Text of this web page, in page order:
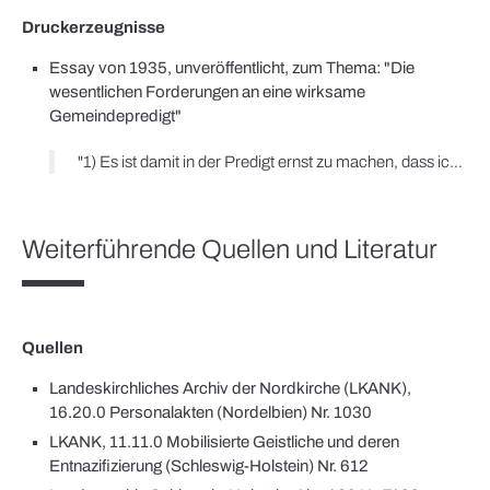
Druckerzeugnisse
Essay von 1935, unveröffentlicht, zum Thema: "Die
wesentlichen Forderungen an eine wirksame
Gemeindepredigt"
"1) Es ist damit in der Predigt ernst zu machen, dass ich als Deutschen meinen Deutschen Brüdern das Evangelium zu verkündigen habe. Aber die Predigt sei artgemäß in dem Sinne, dass sie die Art des Menschenschlages (Bauern, Arbeiter usw.) zu erfassen in der Lage ist. / 2) Es ist damit Ernst zu machen, daß ich einer ganz bestimmten Rasse angehöre, daß ich von Gott in meiner Geschöpflichkeit als Angehöriger einer ganz bestimmten Rasse angeredet bin. Die Völkischen Forderungen nach art + rassegemäßer Verkündigung sind zu hören und von seinem Worte her zu verkündigen. Die []ordnungen, Staat, Volk usw. sind unter das Gericht und die Verheißung Gottes zu stellen. Der 1. Artikel darf auf keinen Fall zugunsten des 2. Artikels verdrängt werden."
Weiterführende Quellen und Literatur
Quellen
Landeskirchliches Archiv der Nordkirche (LKANK),
16.20.0 Personalakten (Nordelbien) Nr. 1030
LKANK, 11.11.0 Mobilisierte Geistliche und deren
Entnazifizierung (Schleswig-Holstein) Nr. 612